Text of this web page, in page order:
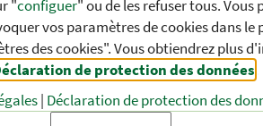
DIFFÉRENTS
THÈMES
DE A À Z
"configuer" ou de les refuser tous. Vous
vos paramètres de cookies dans le
des cookies". Vous obtiendrez plus
de protection des données
| Déclaration de protection des